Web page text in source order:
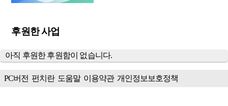
후원한 사업
아직 후원한 후원함이 없습니다.
PC버전 펀치란 도움말 이용약관 개인정보보호정책